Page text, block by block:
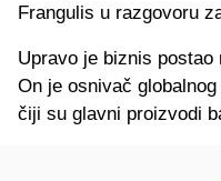
Frangulis u razgovoru
Upravo je biznis
On je osnivač
čiji su glavni proizvodi